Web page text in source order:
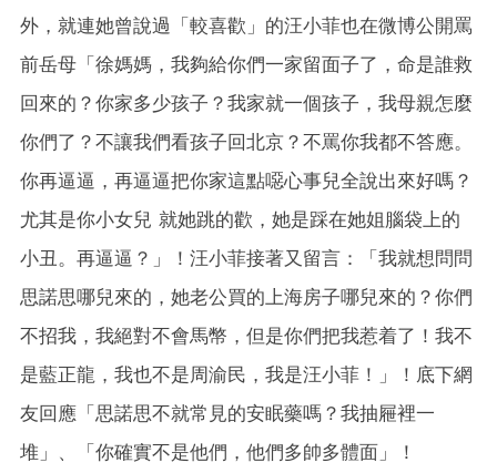
外，就連她曾說過「較喜歡」的汪小菲也在微博公開罵
前岳母「徐媽媽，我夠給你們一家留面子了，命是誰救
回來的？你家多少孩子？我家就一個孩子，我母親怎麼
你們了？不讓我們看孩子回北京？不罵你我都不答應。
你再逼逼，再逼逼把你家這點噁心事兒全說出來好嗎？
尤其是你小女兒 就她跳的歡，她是踩在她姐腦袋上的
小丑。再逼逼？」！汪小菲接著又留言：「我就想問問
思諾思哪兒來的，她老公買的上海房子哪兒來的？你們
不招我，我絕對不會馬幣，但是你們把我惹着了！我不
是藍正龍，我也不是周渝民，我是汪小菲！」！底下網
友回應「思諾思不就常見的安眠藥嗎？我抽屜裡一
堆」、「你確實不是他們，他們多帥多體面」！